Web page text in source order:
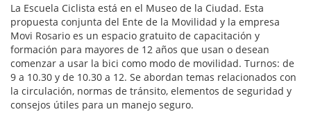
La Escuela Ciclista está en el Museo de la Ciudad. Esta
propuesta conjunta del Ente de la Movilidad y la empresa
Movi Rosario es un espacio gratuito de capacitación y
formación para mayores de 12 años que usan o desean
comenzar a usar la bici como modo de movilidad. Turnos: de
9 a 10.30 y de 10.30 a 12. Se abordan temas relacionados con
la circulación, normas de tránsito, elementos de seguridad y
consejos útiles para un manejo seguro.